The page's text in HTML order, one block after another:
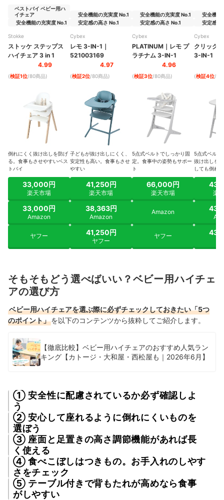
ベストバイ ベビー用ハ
イチェア
安全機能の充実度 No.1
Stokke
ストッケ ステップス
ハイチェア 3 in 1
4.99
(検証1位/80商品)
倒れにくく抜け出しを防げ
る。食事もさせやすいベス
トバイ
33,000円
楽天市場
33,000円
Amazon
ヤフー
安全機能の充実度 No.1
安定感の高さ No.1
Cybex
レモ 3-IN-1 ｜
521003169
4.97
(検証2位/80商品)
子どもが抜け出しにくく、
安定性も高い。食事もさせ
やすい
41,250円
楽天市場
38,363円
Amazon
41,250円
ヤフー
安全機能の充実度 No.1
安定感の高さ No.1
Cybex
PLATINUM ｜ レモ プ
ラチナム 3-IN-1
4.96
(検証3位/80商品)
5点式ベルトでしっかり固
定。食事中の姿勢もサポー
ト
66,000円
楽天市場
Amazon
ヤフー
安全機能
安定感の
Cybex
クリック&
3-IN-1
(検証4位/80
5点式ベルト
抜け出しを
しても倒れ
楽
そもそもどう選べばいい？ベビー用ハイチェ
アの選び方
ベビー用ハイチェアを選ぶ際に必ずチェックしておきたい「5つ
のポイント」を以下のコンテンツから抜粋してご紹介します。
【徹底比較】ベビー用ハイチェアのおすすめ人気ラン
キング【カトージ・大和屋・西松屋も｜2026年6月】
① 安全性に配慮されているか必ず確認しよ
う
② 安心して座れるように倒れにくいものを
選ぼう
③ 座面と足置きの高さ調節機能があれば長
く使える
④ 食べこぼしはつきもの。お手入れのしやす
さをチェック
⑤ テーブル付きで背もたれが高めなら食事
がしやすい